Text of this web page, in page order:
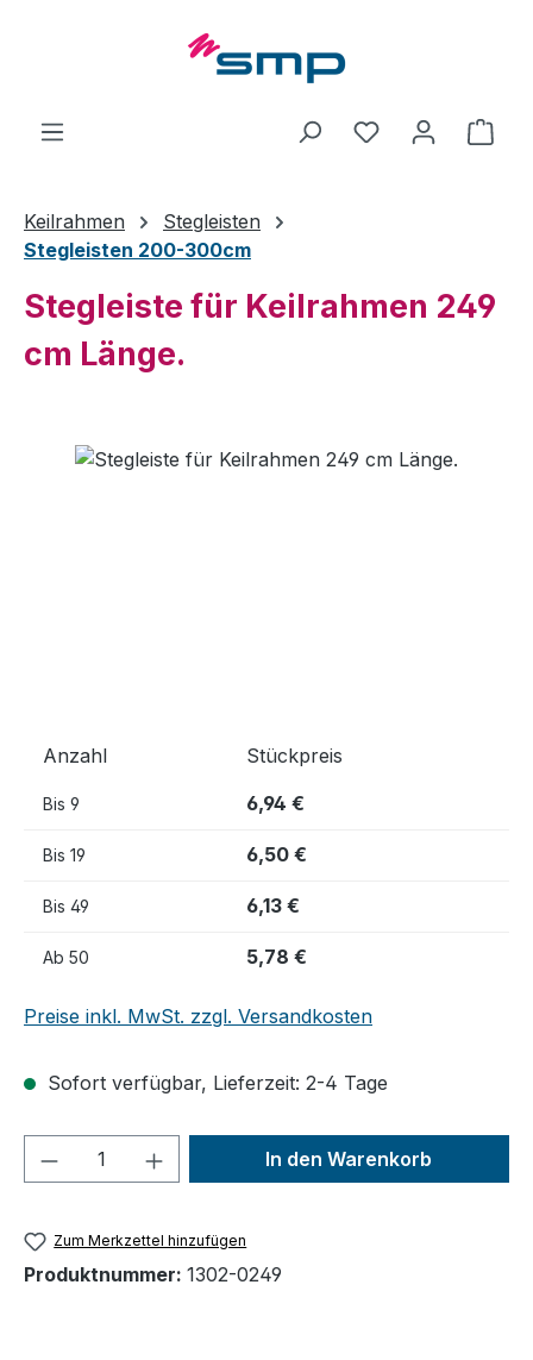
Zum Hauptinhalt springen
Keilrahmen
Stegleisten
Stegleisten 200-300cm
Stegleiste für Keilrahmen 249
cm Länge.
Bildergalerie überspringen
Anzahl Stückpreis
Bis 9 6,94 €
Bis 19 6,50 €
Bis 49 6,13 €
Ab 50 5,78 €
Preise inkl. MwSt. zzgl. Versandkosten
Sofort verfügbar, Lieferzeit: 2-4 Tage
Produkt Anzahl: Gib denIn den Warenkorb
Zum Merkzettel hinzufügen
Produktnummer: 1302-0249